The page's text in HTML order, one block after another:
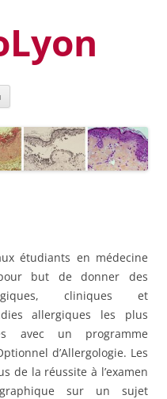
étudiants en médecine
but de donner des
cliniques et
allergiques les plus
avec un programme
d’Allergologie. Les
de la réussite à l’examen
sur un sujet